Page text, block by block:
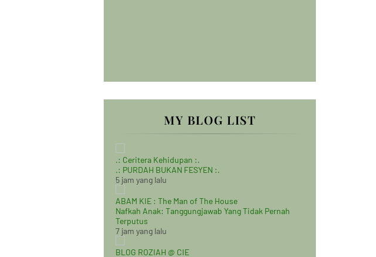
MY BLOG LIST
.: Ceritera Kehidupan :.
.: PURDAH BUKAN FESYEN :.
5 jam yang lalu
ABAM KIE : The Man of The House
Nafkah Anak: Tanggungjawab Yang Tidak Pernah
Terputus
7 jam yang lalu
BLOG ROZIAH @ CIE